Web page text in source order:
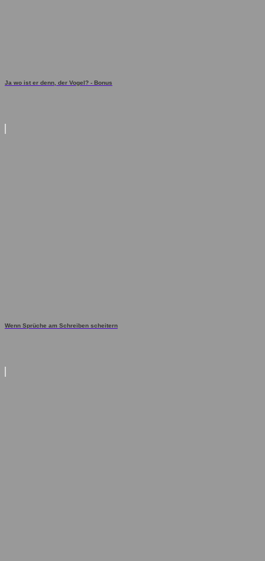
Ja wo ist er denn, der Vogel? - Bonus
Wenn Sprüche am Schreiben scheitern